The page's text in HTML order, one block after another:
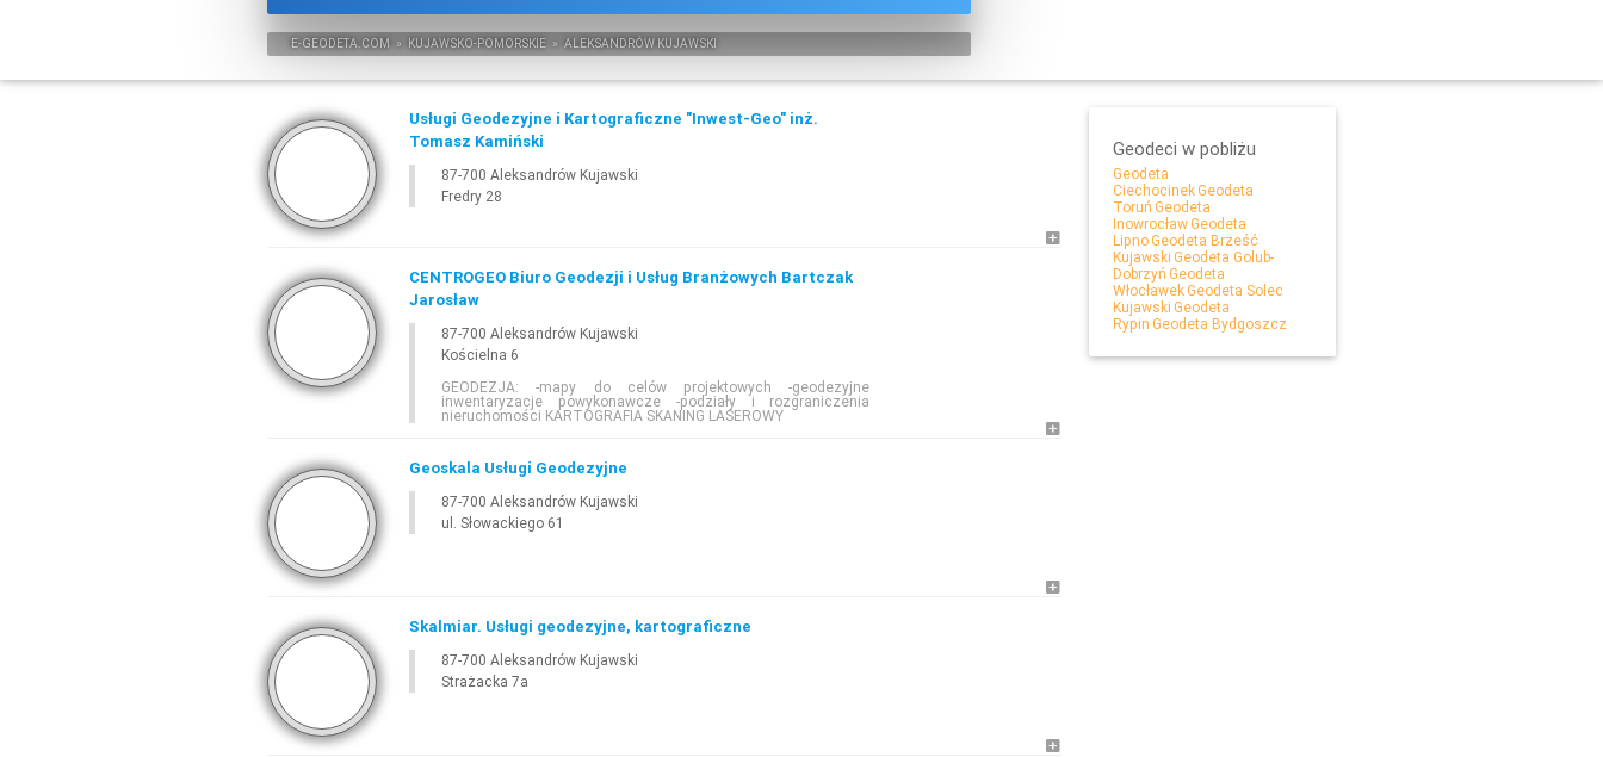
E-GEODETA.COM » KUJAWSKO-POMORSKIE » ALEKSANDRÓW KUJAWSKI
Usługi Geodezyjne i Kartograficzne "Inwest-Geo" inż.
Tomasz Kamiński
87-700 Aleksandrów Kujawski
Fredry 28
CENTROGEO Biuro Geodezji i Usług Branżowych Bartczak
Jarosław
87-700 Aleksandrów Kujawski
Kościelna 6
GEODEZJA: -mapy do celów projektowych -geodezyjne
inwentaryzacje powykonawcze -podziały i rozgraniczenia
nieruchomości KARTOGRAFIA SKANING LASEROWY
Geoskala Usługi Geodezyjne
87-700 Aleksandrów Kujawski
ul. Słowackiego 61
Skalmiar. Usługi geodezyjne, kartograficzne
87-700 Aleksandrów Kujawski
Strażacka 7a
Geodeci w pobliżu
Geodeta
Ciechocinek Geodeta
Toruń Geodeta
Inowrocław Geodeta
Lipno Geodeta Brześć
Kujawski Geodeta Golub-
Dobrzyń Geodeta
Włocławek Geodeta Solec
Kujawski Geodeta
Rypin Geodeta Bydgoszcz